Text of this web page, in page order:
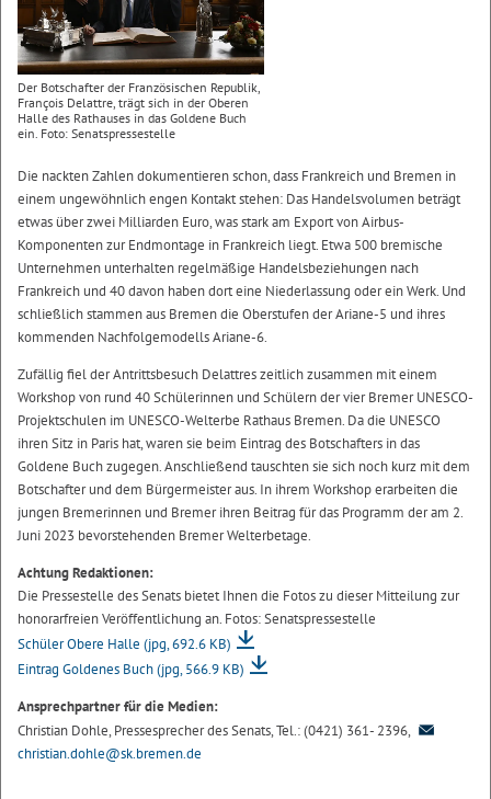
Der Botschafter der Französischen Republik,
François Delattre, trägt sich in der Oberen
Halle des Rathauses in das Goldene Buch
ein. Foto: Senatspressestelle
Die nackten Zahlen dokumentieren schon, dass Frankreich und Bremen in
einem ungewöhnlich engen Kontakt stehen: Das Handelsvolumen beträgt
etwas über zwei Milliarden Euro, was stark am Export von Airbus-
Komponenten zur Endmontage in Frankreich liegt. Etwa 500 bremische
Unternehmen unterhalten regelmäßige Handelsbeziehungen nach
Frankreich und 40 davon haben dort eine Niederlassung oder ein Werk. Und
schließlich stammen aus Bremen die Oberstufen der Ariane-5 und ihres
kommenden Nachfolgemodells Ariane-6.
Zufällig fiel der Antrittsbesuch Delattres zeitlich zusammen mit einem
Workshop von rund 40 Schülerinnen und Schülern der vier Bremer UNESCO-
Projektschulen im UNESCO-Welterbe Rathaus Bremen. Da die UNESCO
ihren Sitz in Paris hat, waren sie beim Eintrag des Botschafters in das
Goldene Buch zugegen. Anschließend tauschten sie sich noch kurz mit dem
Botschafter und dem Bürgermeister aus. In ihrem Workshop erarbeiten die
jungen Bremerinnen und Bremer ihren Beitrag für das Programm der am 2.
Juni 2023 bevorstehenden Bremer Welterbetage.
Achtung Redaktionen:
Die Pressestelle des Senats bietet Ihnen die Fotos zu dieser Mitteilung zur
honorarfreien Veröffentlichung an. Fotos: Senatspressestelle
Schüler Obere Halle (jpg, 692.6 KB)
Eintrag Goldenes Buch(jpg, 566.9 KB)
Ansprechpartner für die Medien:
Christian Dohle, Pressesprecher des Senats, Tel.: (0421) 361- 2396,
christian.dohle@sk.bremen.de